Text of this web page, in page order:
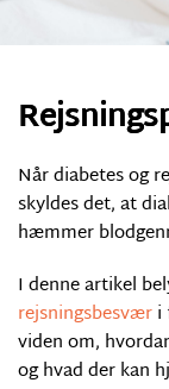
Når diabetes og
skyldes det, at
hæmmer
I denne artikel
rejsningsbesværi
viden om,
og hvad der kan